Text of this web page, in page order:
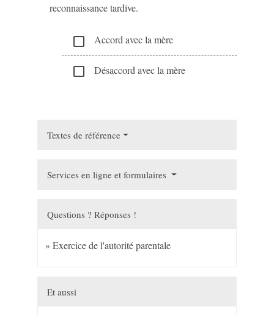
reconnaissance tardive.
check_box_outline_blank Accord avec la mère
check_box_outline_blank Désaccord avec la mère
Textes de référence
Services en ligne et formulaires
Questions ? Réponses !
Exercice de l'autorité parentale
Et aussi